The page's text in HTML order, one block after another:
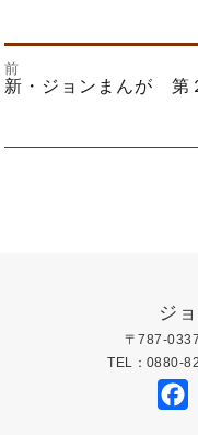
投
前
前
の
新・ジョンまんが 第
投
ジ
〒787-
TEL：0880-